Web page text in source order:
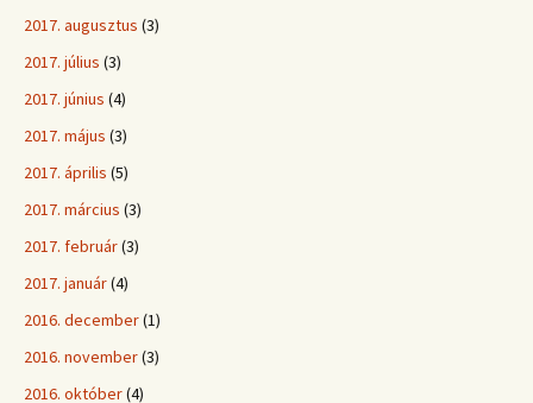
2017. augusztus (3)
2017. július (3)
2017. június (4)
2017. május (3)
2017. április (5)
2017. március (3)
2017. február(3)
2017. január(4)
2016. december(1)
2016. november(3)
2016. október(4)